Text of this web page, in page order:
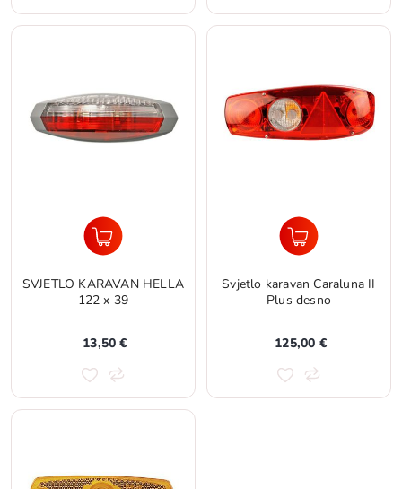
SVJETLO KARAVAN HELLA
122 x 39
13,50 €
Svjetlo karavan Caraluna II
Plus desno
125,00 €